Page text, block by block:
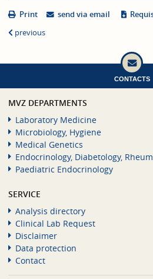
Print send via email
previous
CONTACTS
MVZ DEPARTMENTS
Laboratory Medicine
Microbiology, Hygiene
Medical Genetics
Endocrinology, Diabetology,
Paediatric Endocrinology
SERVICE
Analysis directory
Clinical Lab Request
Disclaimer
Data protection
Contact